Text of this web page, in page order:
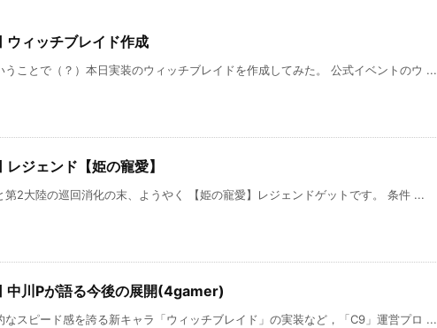
ウィッチブレイド作成
うことで（？）本日実装のウィッチブレイドを作成してみた。 公式イベントのウ ...
ジェンド【姫の寵愛】
第2大陸の巡回消化の末、ようやく 【姫の寵愛】レジェンドゲットです。 条件 ...
中川Pが語る今後の展開(4gamer)
なスピード感を誇る新キャラ「ウィッチブレイド」の実装など，「C9」運営プロ ...